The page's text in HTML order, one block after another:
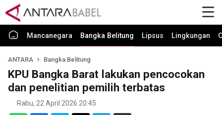
Mancanegara Bangka Belitung Lipsus Lingkungan
ANTARA Bangka Belitung
KPU Bangka Barat lakukan pencocokan
dan penelitian pemilih terbatas
Rabu, 22 April 2026 20:45